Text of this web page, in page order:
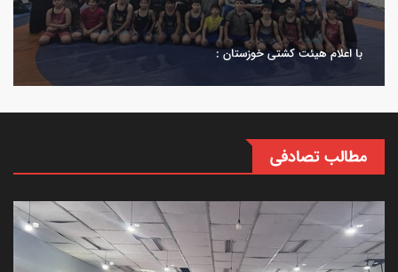
با اعلام هیئت کشتی خوزستان :
مطالب تصادفی